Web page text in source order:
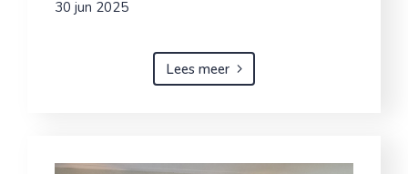
30 jun 2025
Lees meer